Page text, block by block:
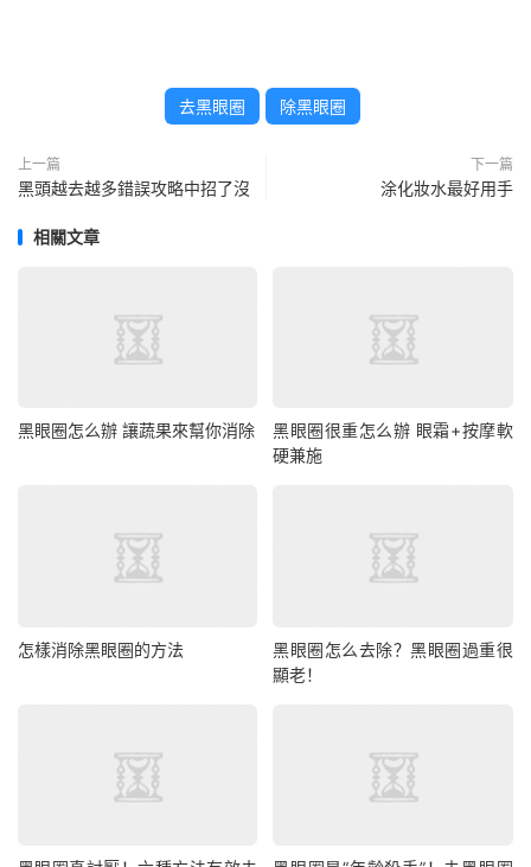
去黑眼圈 除黑眼圈
上一篇
黑頭越去越多錯誤攻略中招了沒
下一篇
涂化妝水最好用手
相關文章
黑眼圈怎么辦 讓蔬果來幫你消除
黑眼圈很重怎么辦 眼霜+按摩軟
硬兼施
怎樣消除黑眼圈的方法
黑眼圈怎么去除？黑眼圈過重很
顯老！